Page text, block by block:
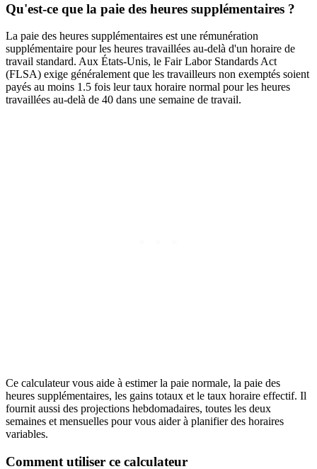
Qu'est-ce que la paie des heures supplémentaires ?
La paie des heures supplémentaires est une rémunération
supplémentaire pour les heures travaillées au-delà d'un horaire de
travail standard. Aux États-Unis, le Fair Labor Standards Act
(FLSA) exige généralement que les travailleurs non exemptés soient
payés au moins 1.5 fois leur taux horaire normal pour les heures
travaillées au-delà de 40 dans une semaine de travail.
Ce calculateur vous aide à estimer la paie normale, la paie des
heures supplémentaires, les gains totaux et le taux horaire effectif. Il
fournit aussi des projections hebdomadaires, toutes les deux
semaines et mensuelles pour vous aider à planifier des horaires
variables.
Comment utiliser ce calculateur